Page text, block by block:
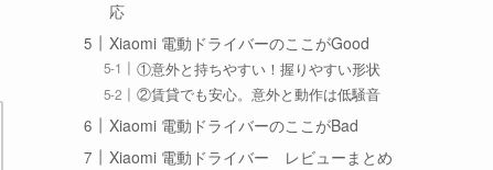
応
Xiaomi 電動ドライバーのここがGood
①意外と持ちやすい！握りやすい形状
②賃貸でも安心。意外と動作は低騒音
Xiaomi 電動ドライバーのここがBad
Xiaomi 電動ドライバー レビューまとめ